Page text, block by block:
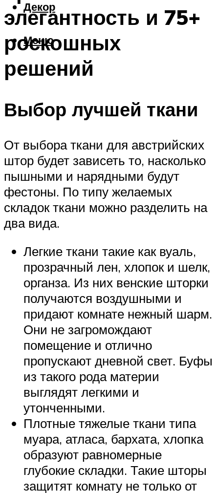
Декор
Меню
элегантность и 75+
роскошных
решений
Выбор лучшей ткани
От выбора ткани для австрийских
штор будет зависеть то, насколько
пышными и нарядными будут
фестоны. По типу желаемых
складок ткани можно разделить на
два вида.
Легкие ткани такие как вуаль,
прозрачный лен, хлопок и шелк,
органза. Из них венские шторки
получаются воздушными и
придают комнате нежный шарм.
Они не загромождают
помещение и отлично
пропускают дневной свет. Буфы
из такого рода материи
выглядят легкими и
утонченными.
Плотные тяжелые ткани типа
муара, атласа, бархата, хлопка
образуют равномерные
глубокие складки. Такие шторы
защитят комнату не только от